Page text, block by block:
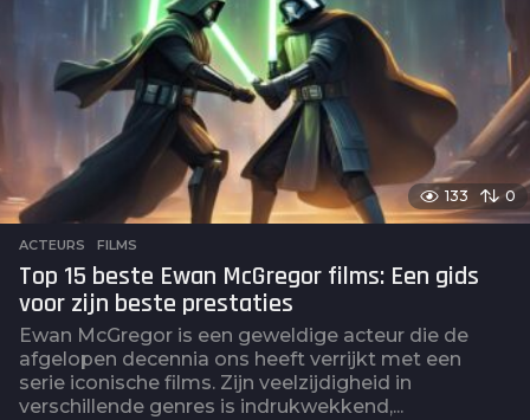
g
o
133 0
ACTEURS ,FILMS
Top 15 beste Ewan McGregor films: Een gids
voor zijn beste prestaties
Ewan McGregor is een geweldige acteur die de
afgelopen decennia ons heeft verrijkt met een
serie iconische films. Zijn veelzijdigheid in
verschillende genres is indrukwekkend,...